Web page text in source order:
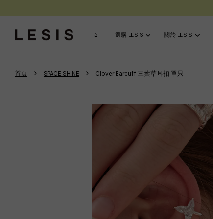
⌂ 選購 LESIS 關於 LESIS
首頁 › SPACE SHINE › Clover Earcuff 三葉草耳扣 單只